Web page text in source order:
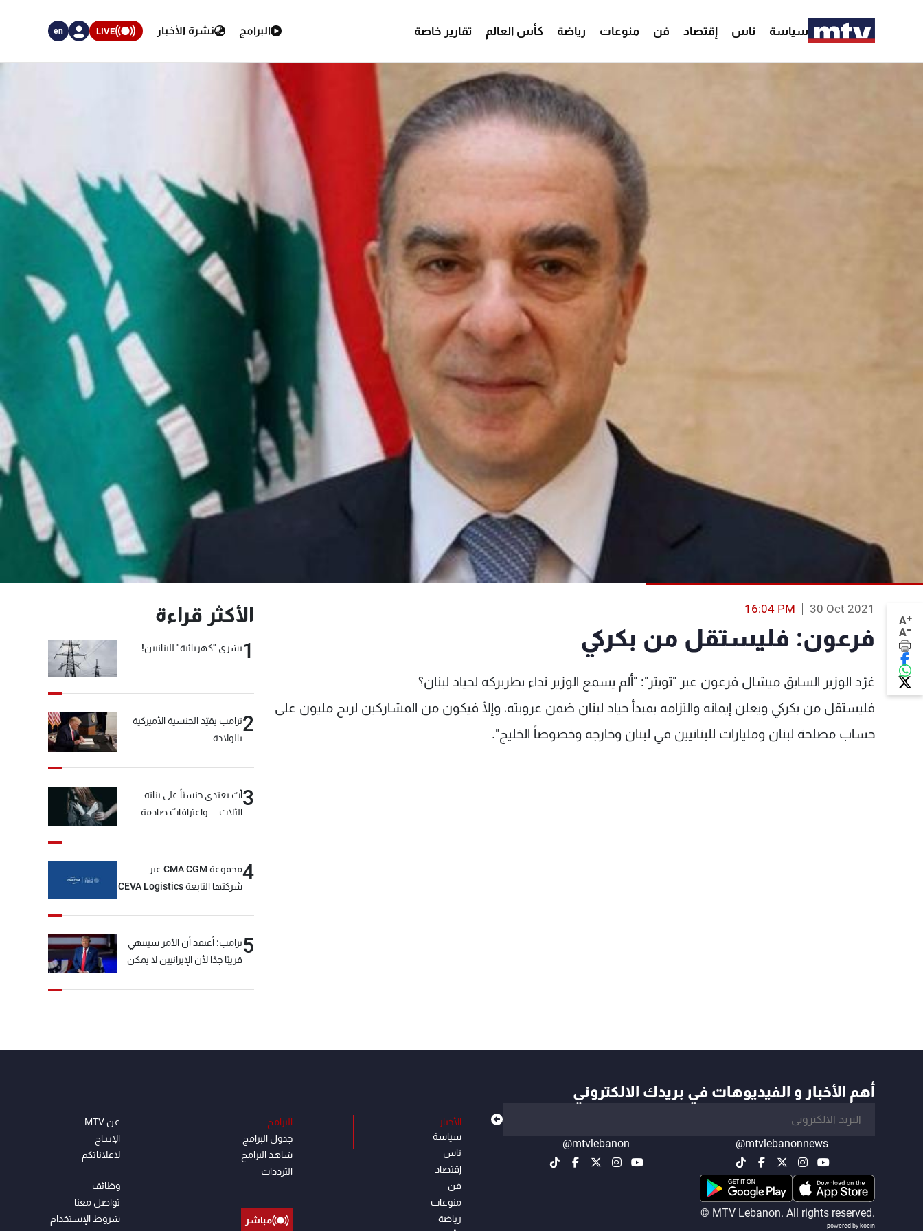
سياسة ناس إقتصاد فن منوعات رياضة كأس العالم تقارير خاصة البرامج نشرة الأخبار LIVE
en
A+
A-
30 Oct 2021
16:04 PM
فرعون: فليستقل من بكركي
غرّد الوزير السابق ميشال فرعون عبر "تويتر": "ألم يسمع الوزير نداء بطريركه لحياد لبنان؟
فليستقل من بكركي ويعلن إيمانه والتزامه بمبدأ حياد لبنان ضمن عروبته، وإلّا فيكون من المشاركين لربح مليون على
حساب مصلحة لبنان ومليارات للبنانيين في لبنان وخارجه وخصوصاً الخليج".
الأكثر قراءة
1بشرى "كهربائية" للبنانيين!
2ترامب يقيّد الجنسية الأميركية
بالولادة
3أبٌ يعتدي جنسيّاً على بناته
الثلاث… واعترافاتٌ صادمة
4
مجموعة CMA CGM عبر
شركتها التابعة CEVA Logistics
5ترامب: أعتقد أن الأمر سينتهي
قريبًا جدًا لأن الإيرانيين لا يمكن
أهم الأخبار و الفيديوهات في بريدك الالكتروني
@mtvlebanonnews
@mtvlebanon
© MTV Lebanon. All rights reserved.
powered by koein
الأخبار
سياسة
ناس
إقتصاد
فن
منوعات
رياضة
البرامج
جدول البرامج
شاهد البرامج
الترددات
مباشر
عن MTV
الإنـتـاج
لاعلاناتكم
وظائف
تواصل معنا
شروط الإسـتخدام